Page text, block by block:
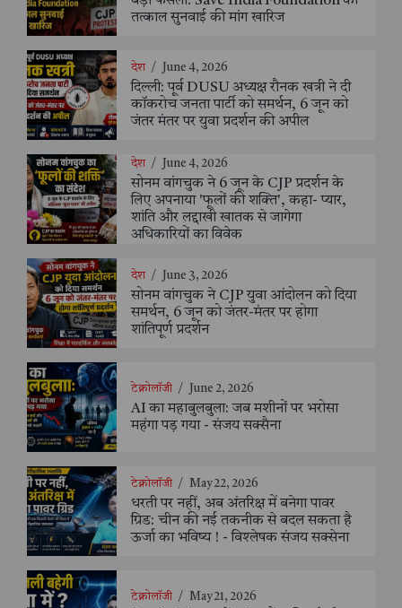
तत्काल सुनवाई की मांग खारिज
देश / June 4, 2026
दिल्ली: पूर्व DUSU अध्यक्ष रौनक खत्री ने दी
कॉकरोच जनता पार्टी को समर्थन, 6 जून को
जंतर मंतर पर युवा प्रदर्शन की अपील
देश / June 4, 2026
सोनम वांगचुक ने 6 जून के CJP प्रदर्शन के
लिए अपनाया 'फूलों की शक्ति', कहा- प्यार,
शांति और लद्दाखी खातक से जागेगा
अधिकारियों का विवेक
देश / June 3, 2026
सोनम वांगचुक ने CJP युवा आंदोलन को दिया
समर्थन, 6 जून को जंतर-मंतर पर होगा
शांतिपूर्ण प्रदर्शन
टेक्नोलॉजी / June 2, 2026
AI का महाबुलबुला: जब मशीनों पर भरोसा
महंगा पड़ गया - संजय सक्सैना
टेक्नोलॉजी / May 22, 2026
धरती पर नहीं, अब अंतरिक्ष में बनेगा पावर
ग्रिड: चीन की नई तकनीक से बदल सकता है
ऊर्जा का भविष्य ! - विश्लेषक संजय सक्सेना
टेक्नोलॉजी / May 21, 2026